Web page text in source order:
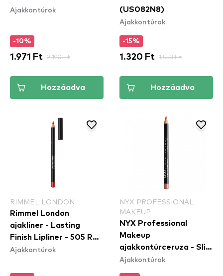
Ajakkontúrok
-10%
1.971 Ft 2.190 Ft
Hozzáadva
(US082N8)
Ajakkontúrok
-15%
1.320 Ft 1.553 Ft
Hozzáadva
RIMMEL LONDON
Rimmel London
ajakliner - Lasting
Finish Lipliner - 505 Red
Dynamite
Ajakkontúrok
NYX PROFESSIONAL
MAKEUP
NYX Professional
Makeup
ajakkontúrceruza - Slim
Lip Pencil – Peekaboo
Ajakkontúrok